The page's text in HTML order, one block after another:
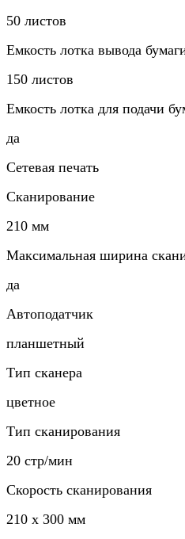
50 листов
Емкость лотка вывода
150 листов
Емкость лотка для подачи
да
Сетевая печать
Сканирование
210 мм
Максимальная ширина
да
Автоподатчик
планшетный
Тип сканера
цветное
Тип сканирования
20 стр/мин
Скорость сканирования
210 x 300 мм